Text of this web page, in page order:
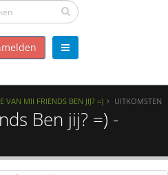
VAN MII FRIENDS BEN JIJ? =) UITKOMSTEN
Ben jij? =) -